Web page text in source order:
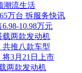
潮流生活
万台 拆服务快讯
10.98万元
载两款发动机
共推八款车型
3月21日上市
两款发动机